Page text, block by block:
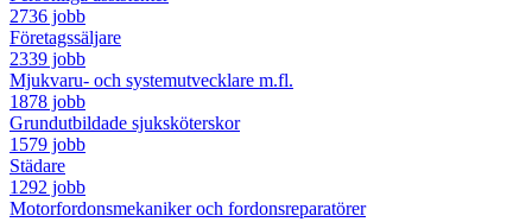
2736 jobb
Företagssäljare
2339 jobb
Mjukvaru- och systemutvecklare m.fl.
1878 jobb
Grundutbildade sjuksköterskor
1579 jobb
Städare
1292 jobb
Motorfordonsmekaniker och fordonsreparatörer